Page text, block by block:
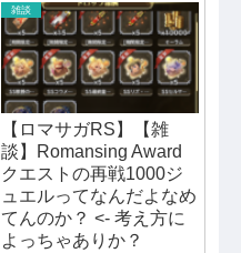
雑談
【ロマサガRS】【雑
談】Romansing Award
クエストの再戦1000ジ
ュエルってなんだよなめ
てんのか？ <- 考え方に
よっちゃありか？